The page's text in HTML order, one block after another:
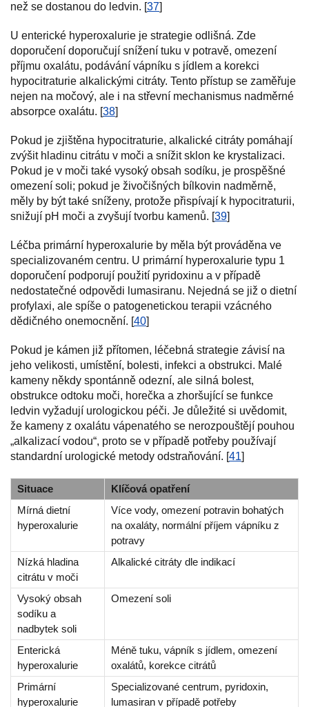
než se dostanou do ledvin. [37]
U enterické hyperoxalurie je strategie odlišná. Zde
doporučení doporučují snížení tuku v potravě, omezení
příjmu oxalátu, podávání vápníku s jídlem a korekci
hypocitraturie alkalickými citráty. Tento přístup se zaměřuje
nejen na močový, ale i na střevní mechanismus nadměrné
absorpce oxalátu. [38]
Pokud je zjištěna hypocitraturie, alkalické citráty pomáhají
zvýšit hladinu citrátu v moči a snížit sklon ke krystalizaci.
Pokud je v moči také vysoký obsah sodíku, je prospěšné
omezení soli; pokud je živočišných bílkovin nadměrně,
měly by být také sníženy, protože přispívají k hypocitraturii,
snižují pH moči a zvyšují tvorbu kamenů. [39]
Léčba primární hyperoxalurie by měla být prováděna ve
specializovaném centru. U primární hyperoxalurie typu 1
doporučení podporují použití pyridoxinu a v případě
nedostatečné odpovědi lumasiranu. Nejedná se již o dietní
profylaxi, ale spíše o patogenetickou terapii vzácného
dědičného onemocnění. [40]
Pokud je kámen již přítomen, léčebná strategie závisí na
jeho velikosti, umístění, bolesti, infekci a obstrukci. Malé
kameny někdy spontánně odezní, ale silná bolest,
obstrukce odtoku moči, horečka a zhoršující se funkce
ledvin vyžadují urologickou péči. Je důležité si uvědomit,
že kameny z oxalátu vápenatého se nerozpouštějí pouhou
„alkalizací vodou“, proto se v případě potřeby používají
standardní urologické metody odstraňování. [41]
Situace
Klíčová opatření
Mírná dietní
hyperoxalurie
Více vody, omezení potravin bohatých
na oxaláty, normální příjem vápníku z
potravy
Nízká hladina
citrátu v moči
Alkalické citráty dle indikací
Vysoký obsah
sodíku a
nadbytek soli
Omezení soli
Enterická
hyperoxalurie
Méně tuku, vápník s jídlem, omezení
oxalátů, korekce citrátů
Primární
hyperoxalurie
Specializované centrum, pyridoxin,
lumasiran v případě potřeby